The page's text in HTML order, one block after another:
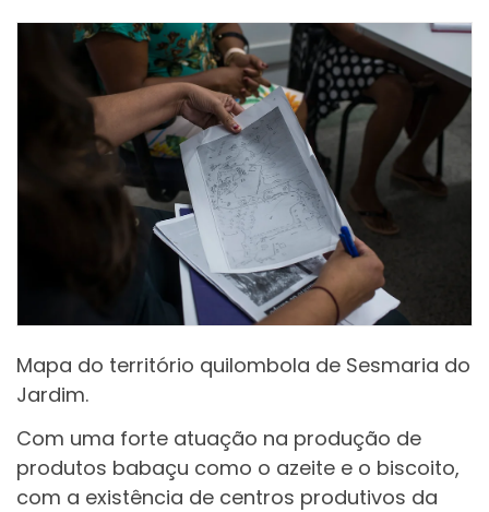
Mapa do território quilombola de Sesmaria do
Jardim.
Com uma forte atuação na produção de
produtos babaçu como o azeite e o biscoito,
com a existência de centros produtivos da